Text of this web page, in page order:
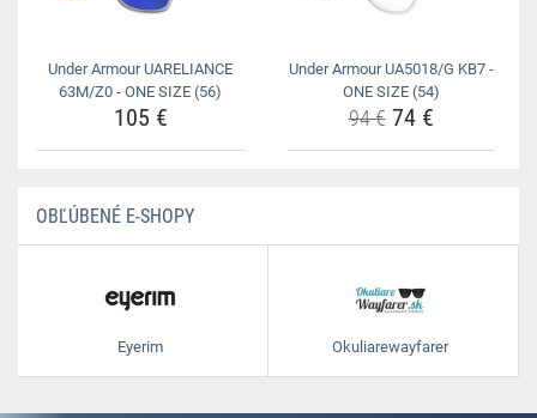
Under Armour UARELIANCE
63M/Z0 - ONE SIZE (56)
105 €
Under Armour UA5018/G KB7 -
ONE SIZE (54)
94 €74 €
OBĽÚBENÉ E-SHOPY
Eyerim Okuliarewayfarer